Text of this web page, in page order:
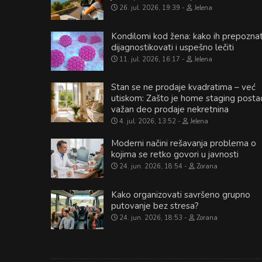
26. jul. 2026, 19:39 Jelena
Kondilomi kod žena: kako ih
dijagnostikovati i uspešno lečiti
11. jul. 2026, 16:17 Jelena
Stan se ne prodaje kvadratima – već
utiskom: Zašto je home staging
važan deo prodaje nekretnina
4. jul. 2026, 13:52 Jelena
Moderni načini rešavanja problema o
kojima se retko govori u javnosti
24. jun. 2026, 18:54 Zorana
Kako organizovati savršeno grupno
putovanje bez stresa?
24. jun. 2026, 18:53 Zorana